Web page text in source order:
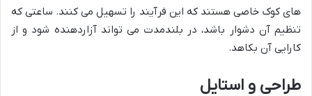
های کوک خاصی هستند که این فرآیند را تسهیل می کنند. ساعتی که
تنظیم آن دشوار باشد، در بلندمدت می تواند آزاردهنده شود و از
کارایی آن بکاهد.
طراحی و استایل